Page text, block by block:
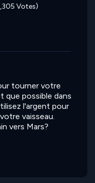
Votes)
tourner votre
que possible dans
l'argent pour
vaisseau.
vers Mars?